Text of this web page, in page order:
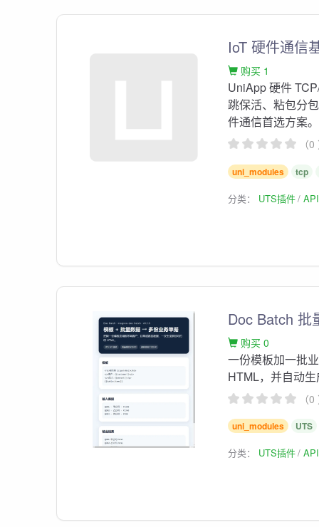
IoT 硬件通信
购买 1
UniApp 硬件
跳保活、粘包分
件通信首选方案。
（
uni_modules tcp
分类： UTS插件
Doc Batch 批
购买 0
一份模板加一批
HTML，并自动
（
uni_modules UTS
分类： UTS插件